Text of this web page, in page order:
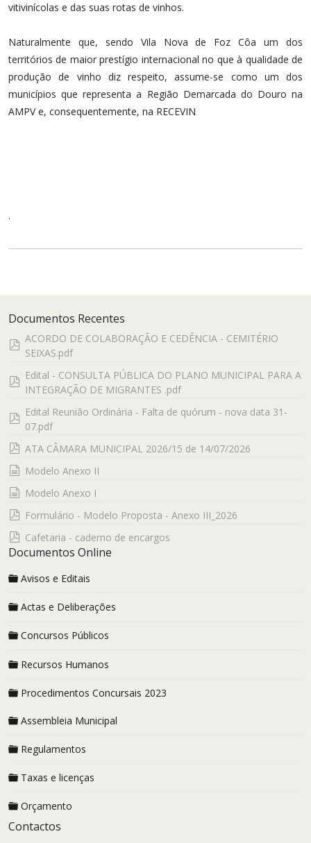
vitivinícolas e das suas rotas de vinhos.
Naturalmente que, sendo Vila Nova de Foz Côa um dos
territórios de maior prestígio internacional no que à qualidade de
produção de vinho diz respeito, assume-se como um dos
municípios que representa a Região Demarcada do Douro na
AMPV e, consequentemente, na RECEVIN
.
Documentos Recentes
pdf
ACORDO DE COLABORAÇÃO E CEDÊNCIA - CEMITÉRIO
SEIXAS.pdf
pdf
Edital - CONSULTA PÚBLICA DO PLANO MUNICIPAL PARA A
INTEGRAÇÃO DE MIGRANTES .pdf
pdf
Edital Reunião Ordinária - Falta de quórum - nova data 31-
07.pdf
pdf
ATA CÂMARA MUNICIPAL 2026/15 de 14/07/2026
documento
Modelo Anexo II
documento
Modelo Anexo I
pdf
Formulário - Modelo Proposta - Anexo III_2026
pdf
Cafetaria - caderno de encargos
Documentos Online
Avisos e Editais
Actas e Deliberações
Concursos Públicos
Recursos Humanos
Procedimentos Concursais 2023
Assembleia Municipal
Regulamentos
Taxas e licenças
Orçamento
Contactos